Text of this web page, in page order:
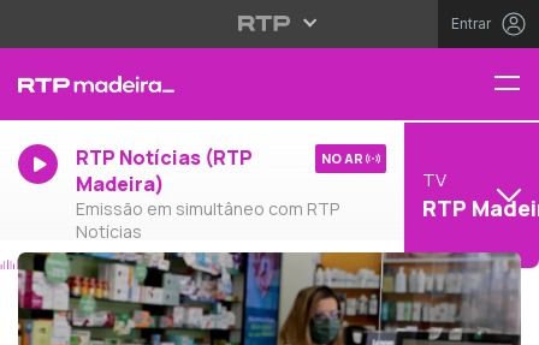
Entrar
RTP Notícias (RTP
Madeira)
Emissão em simultâneo com RTP
Notícias
NO AR
TV
RTP